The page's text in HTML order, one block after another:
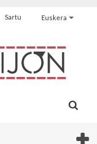
Euskera
Sartu